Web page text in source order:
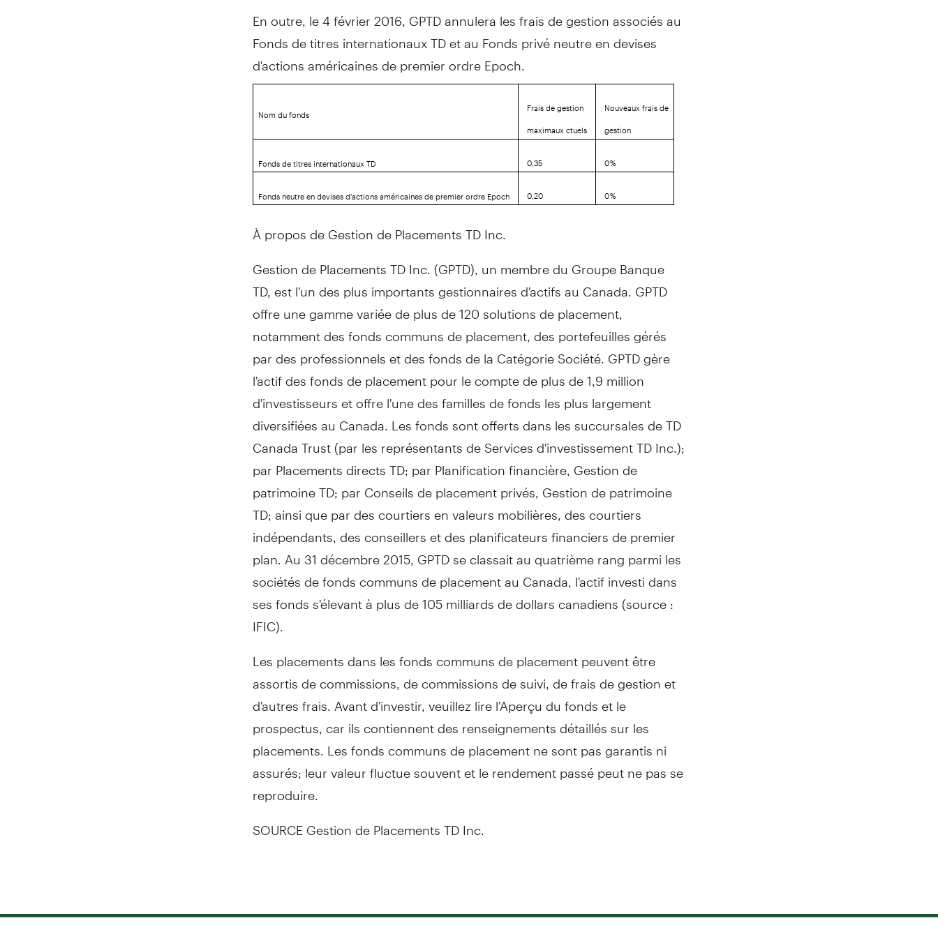
En outre, le 4 février 2016, GPTD annulera les frais de gestion associés au
Fonds de titres internationaux TD et au Fonds privé neutre en devises
d'actions américaines de premier ordre Epoch.
Nom du fonds
Frais de gestion
maximaux ctuels
Nouveaux frais de
gestion
Fonds de titres internationaux TD
0,35
0 %
Fonds neutre en devises d'actions américaines de premier ordre Epoch
0,20 0 %
À propos de Gestion de Placements TD Inc.
Gestion de Placements TD Inc. (GPTD), un membre du Groupe Banque
TD, est l'un des plus importants gestionnaires d'actifs au Canada . GPTD
offre une gamme variée de plus de 120 solutions de placement,
notamment des fonds communs de placement, des portefeuilles gérés
par des professionnels et des fonds de la Catégorie Société. GPTD gère
l'actif des fonds de placement pour le compte de plus de 1,9 million
d'investisseurs et offre l'une des familles de fonds les plus largement
diversifiées au Canada . Les fonds sont offerts dans les succursales de TD
Canada Trust (par les représentants de Services d'investissement TD Inc.);
par Placements directs TD; par Planification financière, Gestion de
patrimoine TD; par Conseils de placement privés, Gestion depatrimoine
TD; ainsi que par des courtiers en valeurs mobilières, des courtiers
indépendants, des conseillers et des planificateurs financiers de premier
plan. Au 31 décembre 2015, GPTD se classait au quatrième rang parmi les
sociétés de fonds communs de placement au Canada , l'actif investi dans
ses fonds s'élevant à plus de 105 milliards de dollars canadiens (source :
IFIC).
Les placements dans les fonds communs de placement peuvent être
assortis de commissions, de commissions de suivi, de frais de gestion et
d'autres frais. Avant d'investir, veuillez lire l'Aperçu du fonds et le
prospectus, car ils contiennent des renseignements détaillés sur les
placements. Les fonds communs de placement ne sont pas garantis ni
assurés; leur valeur fluctue souvent et le rendement passé peut ne pas se
reproduire.
SOURCE Gestion de Placements TD Inc.